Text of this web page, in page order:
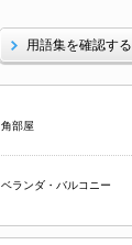
用語集を確認する
角部屋
ベランダ・バルコニー